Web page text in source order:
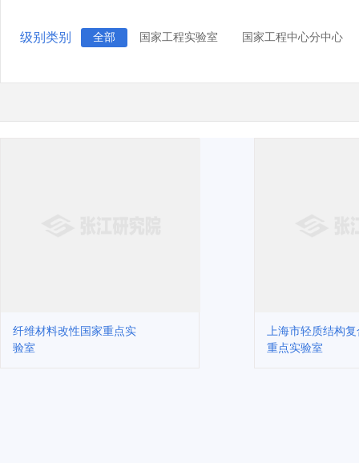
级别类别 全部 国家工程实验室 国家工程中心分中心
纤维材料改性国家重点实
验室
上海市轻质结构
重点实验室